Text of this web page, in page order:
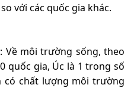
với các quốc gia khác.
Về môi trường sống, theo
quốc gia, Úc là 1 trong số
có chất lượng môi trường